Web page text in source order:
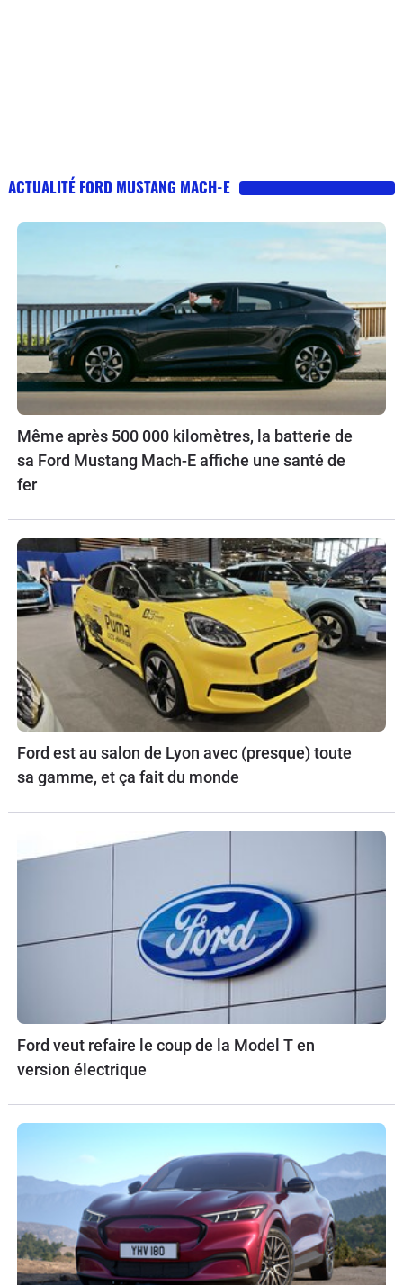
ACTUALITÉ FORD MUSTANG MACH-E
Même après 500 000 kilomètres, la batterie de
sa Ford Mustang Mach-E affiche une santé de
fer
Ford est au salon de Lyon avec (presque) toute
sa gamme, et ça fait du monde
Ford veut refaire le coup de la Model T en
version électrique